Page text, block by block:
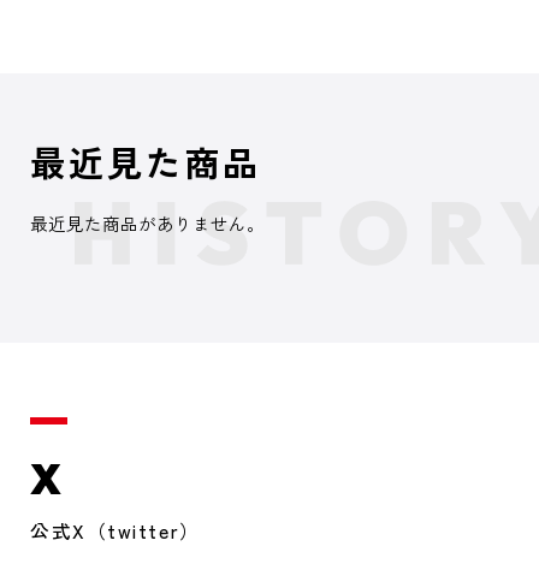
最近見た商品
最近見た商品がありません。
X
公式X（twitter）